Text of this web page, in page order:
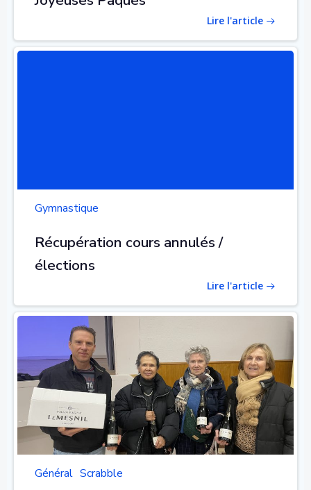
Lire l'article
Gymnastique
Récupération cours annulés /
élections
Lire l'article
Général Scrabble